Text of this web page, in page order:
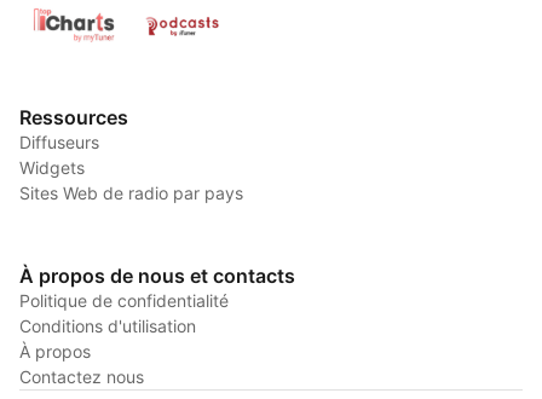
Ressources
Diffuseurs
Widgets
Sites Web de radio par pays
À propos de nous et contacts
Politique de confidentialité
Conditions d'utilisation
À propos
Contactez nous